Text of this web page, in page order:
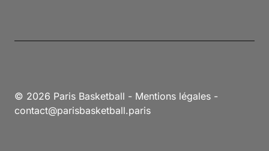
© 2026 Paris Basketball - Mentions légales -
contact@parisbasketball.paris